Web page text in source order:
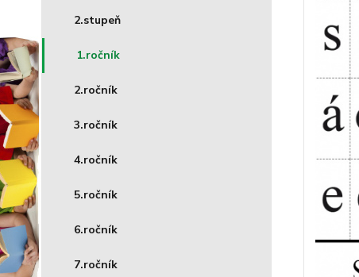
2.stupeň
1.ročník
2.ročník
3.ročník
4.ročník
5.ročník
6.ročník
7.ročník